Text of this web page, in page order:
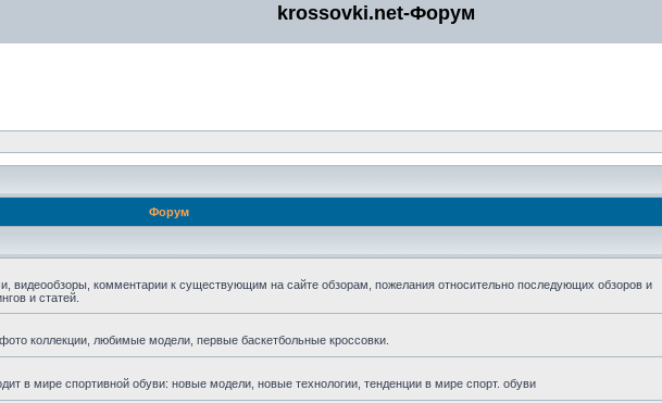
krossovki.net-Форум
Форум
видеообзоры, комментарии к существующим на сайте обзорам, пожелания относительно последующих обзоров и
и статей.
коллекции, любимые модели, первые баскетбольные кроссовки.
в мире спортивной обуви: новые модели, новые технологии, тенденции в мире спорт. обуви